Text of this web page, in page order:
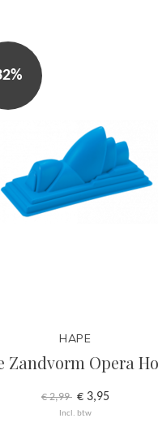
HAPE
Zandvorm Opera
€ 2,99 € 3,95
Incl. btw